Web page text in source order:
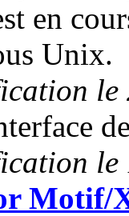
en
Unix.
le
le
Motif/